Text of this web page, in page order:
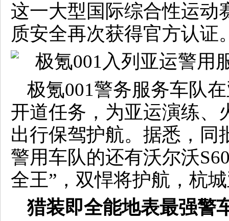
这一大型国际综合性运动
质安全再次获得官方认证
极氪001警务服务车队
开道任务，为亚运演练、
出行保驾护航。据悉，同
警用车队的还有沃尔沃
全王”，双悍将护航，杭
猎装即全能地表最强警